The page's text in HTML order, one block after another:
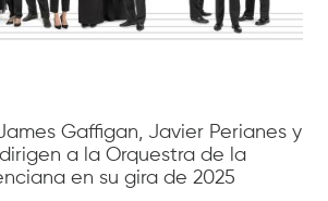
Gaffigan, Javier Perianes y
a la Orquestra de la
en su gira de 2025